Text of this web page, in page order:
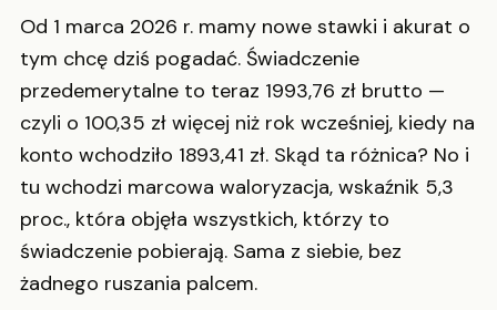
Od 1 marca 2026 r. mamy nowe stawki i akurat o
tym chcę dziś pogadać. Świadczenie
przedemerytalne to teraz 1993,76 zł brutto —
czyli o 100,35 zł więcej niż rok wcześniej, kiedy na
konto wchodziło 1893,41 zł. Skąd ta różnica? No i
tu wchodzi marcowa waloryzacja, wskaźnik 5,3
proc., która objęła wszystkich, którzy to
świadczenie pobierają. Sama z siebie, bez
żadnego ruszania palcem.